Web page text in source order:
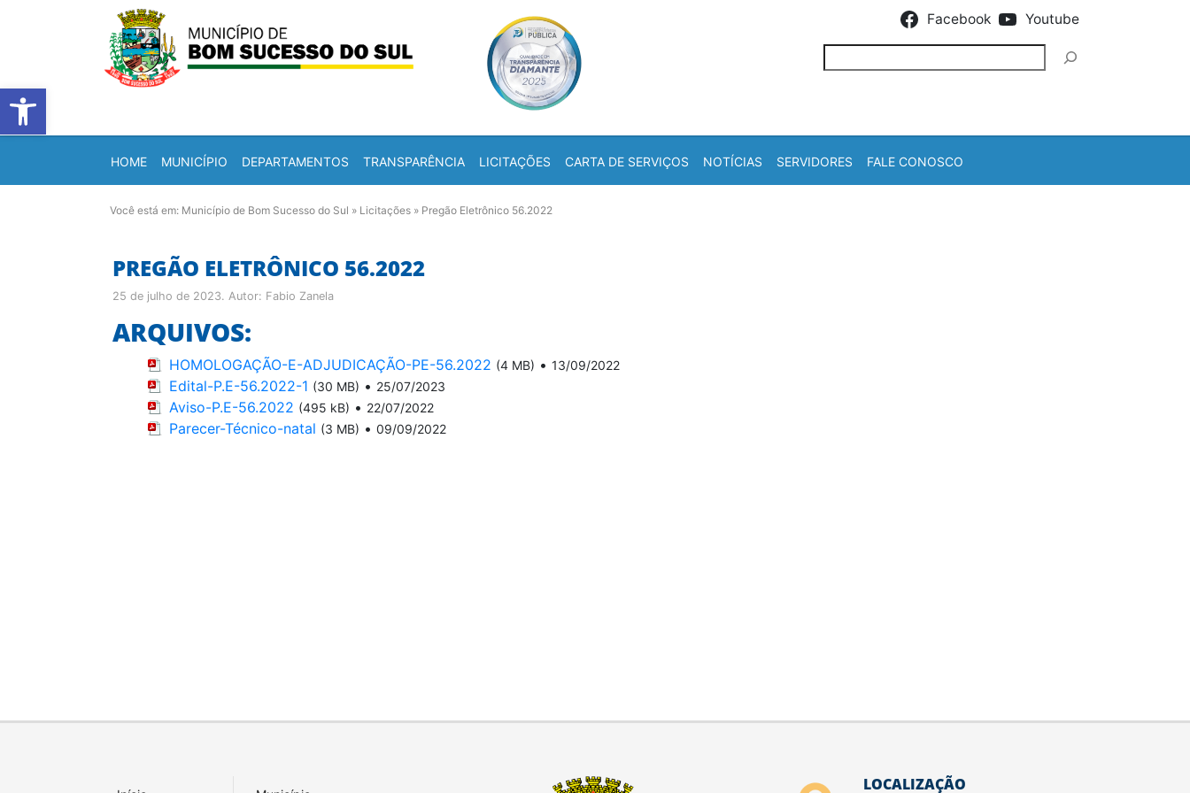
Barra de Ferramentas Aberta
Facebook Youtube
HOME MUNICÍPIO DEPARTAMENTOS TRANSPARÊNCIA LICITAÇÕES CARTA DE SERVIÇOS NOTÍCIAS SERVIDORES FALE CONOSCO
Você está em: Município de Bom Sucesso do Sul » Licitações » Pregão Eletrônico 56.2022
PREGÃO ELETRÔNICO 56.2022
25 de julho de 2023. Autor: Fabio Zanela
ARQUIVOS:
HOMOLOGAÇÃO-E-ADJUDICAÇÃO-PE-56.2022 (4 MB) • 13/09/2022
Edital-P.E-56.2022-1 (30 MB) • 25/07/2023
Aviso-P.E-56.2022 (495 kB) • 22/07/2022
Parecer-Técnico-natal (3 MB) • 09/09/2022
LOCALIZAÇÃO